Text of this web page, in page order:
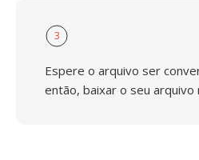
3
Espere o arquivo ser
então, baixar o seu arquivo